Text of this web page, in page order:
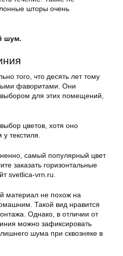
шторы очень
шум.
того, что десять лет тому
фаворитами. Они
для этих помещений,
цветов, хотя оно
текстиля.
самый популярный цвет
заказать горизонтальные
svetlica-vrn.ru.
материал не похож на
Такой вид нравится
Однако, в отличии от
можно зафиксировать
шума при сквозняке в